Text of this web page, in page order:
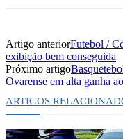
Artigo anteriorFutebol /
exibição bem conseguida
Próximo artigo
Ovarense em alta ganha
ARTIGOS